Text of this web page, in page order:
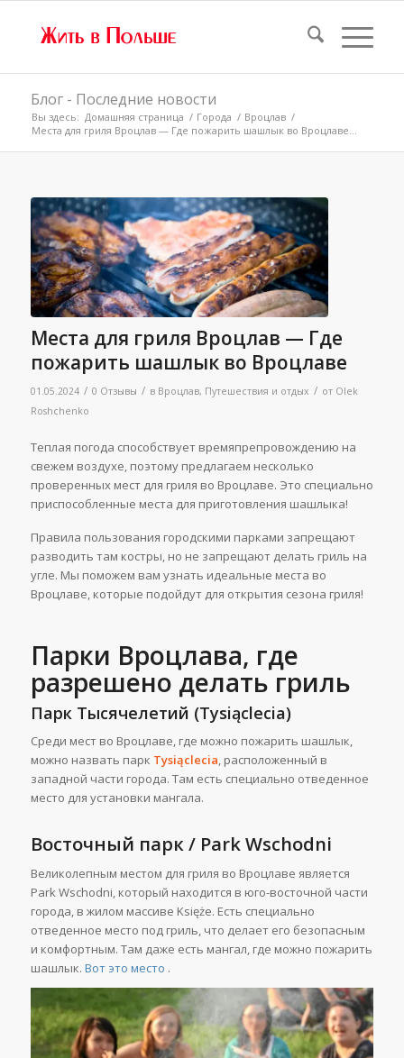
Блог - Последние новости
Вы здесь: Домашняя страница / Города / Вроцлав /
Места для гриля Вроцлав — Где пожарить шашлык во Вроцлаве...
Места для гриля Вроцлав — Где
пожарить шашлык во Вроцлаве
01.05.2024 / 0 Отзывы / в Вроцлав, Путешествия и отдых / от Olek
Roshchenko
Теплая погода способствует времяпрепровождению на
свежем воздухе, поэтому предлагаем несколько
проверенных мест для гриля во Вроцлаве. Это специально
приспособленные места для приготовления шашлыка!
Правила пользования городскими парками запрещают
разводить там костры, но не запрещают делать гриль на
угле. Мы поможем вам узнать идеальные места во
Вроцлаве, которые подойдут для открытия сезона гриля!
Парки Вроцлава, где
разрешено делать гриль
Парк Тысячелетий (Tysiąclecia)
Среди мест во Вроцлаве, где можно пожарить шашлык,
можно назвать парк Tysiąclecia, расположенный в
западной части города. Там есть специально отведенное
место для установки мангала.
Восточный парк / Park Wschodni
Великолепным местом для гриля во Вроцлаве является
Park Wschodni, который находится в юго-восточной части
города, в жилом массиве Księże. Есть специально
отведенное место под гриль, что делает его безопасным
и комфортным. Там даже есть мангал, где можно пожарить
шашлык. Вот это место .